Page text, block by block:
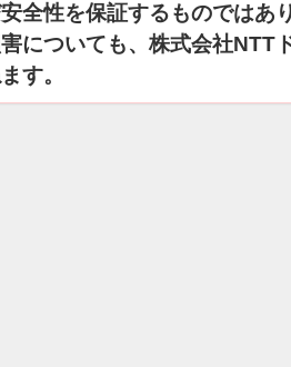
全性を保証するものではあ
についても、株式会社NTT
す。